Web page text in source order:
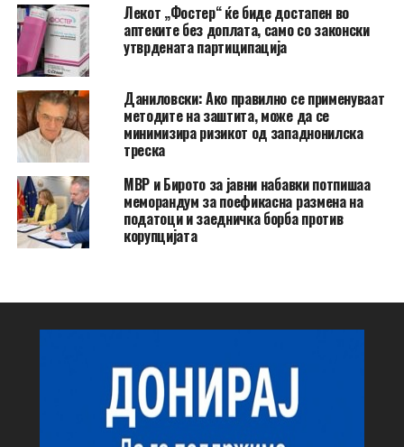
Лекот „Фостер“ ќе биде достапен во
аптеките без доплата, само со законски
утврдената партиципација
Даниловски: Ако правилно се применуваат
методите на заштита, може да се
минимизира ризикот од западнонилска
треска
МВР и Бирото за јавни набавки потпишаа
меморандум за поефикасна размена на
податоци и заедничка борба против
корупцијата